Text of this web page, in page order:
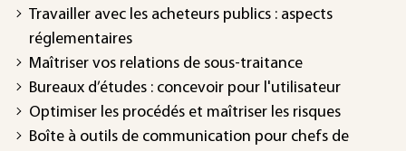
Travailler avec les acheteurs publics : aspects
réglementaires
Maîtriser vos relations de sous-traitance
Bureaux d’études : concevoir pour l'utilisateur
Optimiser les procédés et maîtriser les risques
Boîte à outils de communication pour chefs de